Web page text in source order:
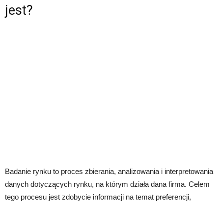
jest?
Badanie rynku to proces zbierania, analizowania i interpretowania
danych dotyczących rynku, na którym działa dana firma. Celem
tego procesu jest zdobycie informacji na temat preferencji,